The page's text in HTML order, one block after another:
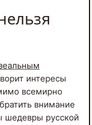
интересы
всемирно
внимание
шедевры русской